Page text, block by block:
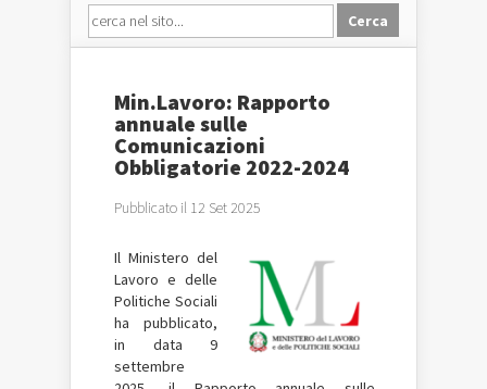
Min.Lavoro: Rapporto
annuale sulle
Comunicazioni
Obbligatorie 2022-2024
Pubblicato il 12 Set 2025
Il Ministero del
Lavoro e delle
Politiche Sociali
ha pubblicato,
in data 9
settembre